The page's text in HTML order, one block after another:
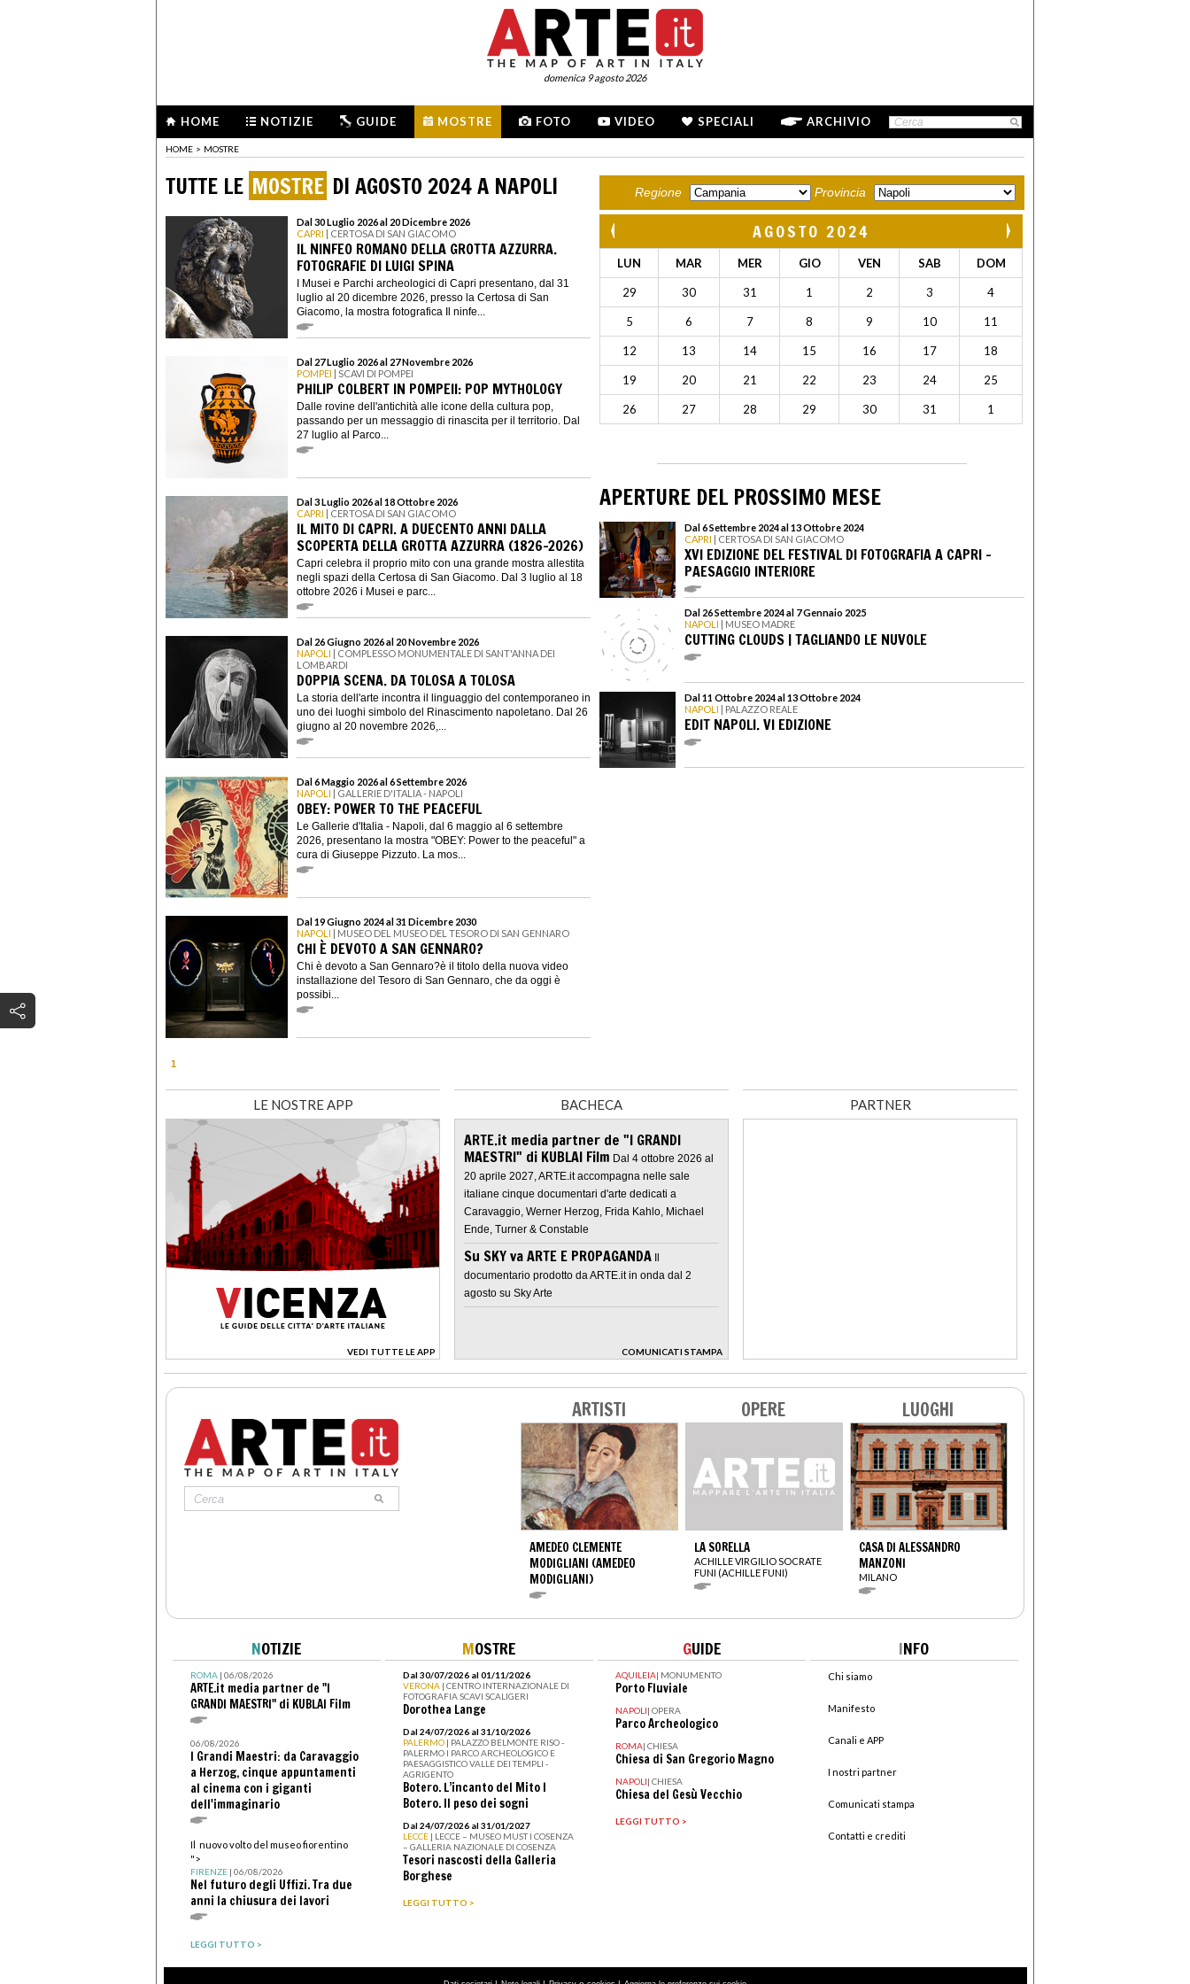
domenica 9 agosto 2026
HOME NOTIZIE GUIDE MOSTRE FOTO VIDEO SPECIALI ARCHIVIO
HOME > MOSTRE
TUTTE LE MOSTRE DI AGOSTO 2024 A NAPOLI
Dal 30 Luglio 2026 al 20 Dicembre 2026
CAPRI | CERTOSA DI SAN GIACOMO
IL NINFEO ROMANO DELLA GROTTA AZZURRA.
FOTOGRAFIE DI LUIGI SPINA
I Musei e Parchi archeologici di Capri presentano, dal 31
luglio al 20 dicembre 2026, presso la Certosa di San
Giacomo, la mostra fotografica Il ninfe...
Dal 27 Luglio 2026 al 27 Novembre 2026
POMPEI | SCAVI DI POMPEI
PHILIP COLBERT IN POMPEII: POP MYTHOLOGY
Dalle rovine dell'antichità alle icone della cultura pop,
passando per un messaggio di rinascita per il territorio. Dal
27 luglio al Parco...
Dal 3 Luglio 2026 al 18 Ottobre 2026
CAPRI | CERTOSA DI SAN GIACOMO
IL MITO DI CAPRI. A DUECENTO ANNI DALLA
SCOPERTA DELLA GROTTA AZZURRA (1826-2026)
Capri celebra il proprio mito con una grande mostra allestita
negli spazi della Certosa di San Giacomo. Dal 3 luglio al 18
ottobre 2026 i Musei e parc...
Dal 26 Giugno 2026 al 20 Novembre 2026
NAPOLI | COMPLESSO MONUMENTALE DI SANT'ANNA DEI
LOMBARDI
DOPPIA SCENA. DA TOLOSA A TOLOSA
La storia dell'arte incontra il linguaggio del contemporaneo in
uno dei luoghi simbolo del Rinascimento napoletano. Dal 26
giugno al 20 novembre 2026,...
Dal 6 Maggio 2026 al 6 Settembre 2026
NAPOLI | GALLERIE D'ITALIA - NAPOLI
OBEY: POWER TO THE PEACEFUL
Le Gallerie d'Italia - Napoli, dal 6 maggio al 6 settembre
2026, presentano la mostra "OBEY: Power to the peaceful" a
cura di Giuseppe Pizzuto. La mos...
Dal 19 Giugno 2024 al 31 Dicembre 2030
NAPOLI | MUSEO DEL MUSEO DEL TESORO DI SAN GENNARO
CHI È DEVOTO A SAN GENNARO?
Chi è devoto a San Gennaro?è il titolo della nuova video
installazione del Tesoro di San Gennaro, che da oggi è
possibi...
1
Regione Provincia
AGOSTO 2024
LUN MAR MER GIO VEN SAB DOM
29 30 31 1 2 3 4
5 6 7 8 9 10 11
12 13 14 15 16 17 18
19 20 21 22 23 24 25
26 27 28 29 30 31 1
APERTURE DEL PROSSIMO MESE
Dal 6 Settembre 2024 al 13 Ottobre 2024
CAPRI | CERTOSA DI SAN GIACOMO
XVI EDIZIONE DEL FESTIVAL DI FOTOGRAFIA A CAPRI -
PAESAGGIO INTERIORE
Dal 26 Settembre 2024 al 7 Gennaio 2025
NAPOLI | MUSEO MADRE
CUTTING CLOUDS | TAGLIANDO LE NUVOLE
Dal 11 Ottobre 2024 al 13 Ottobre 2024
NAPOLI | PALAZZO REALE
EDIT NAPOLI. VI EDIZIONE
LE NOSTRE APP
VEDI TUTTE LE APP
>
BACHECA
ARTE.it media partner de "I GRANDI
MAESTRI" di KUBLAI Film Dal 4 ottobre 2026 al
20 aprile 2027, ARTE.it accompagna nelle sale
italiane cinque documentari d'arte dedicati a
Caravaggio, Werner Herzog, Frida Kahlo, Michael
Ende, Turner & Constable
Su SKY va ARTE E PROPAGANDA
documentario prodotto da ARTE.it in onda dal 2
agosto su Sky Arte
COMUNICATI STAMPA
>
PARTNER
ARTISTI
AMEDEO CLEMENTE
MODIGLIANI (AMEDEO
MODIGLIANI)
OPERE
LA SORELLA
ACHILLE VIRGILIO SOCRATE
FUNI (ACHILLE FUNI)
LUOGHI
CASA DI ALESSANDRO
MANZONI
MILANO
NOTIZIE
ROMA| 06/08/2026
ARTE.it media partner de "I
GRANDI MAESTRI" di KUBLAI Film
06/08/2026
I Grandi Maestri: da Caravaggio
a Herzog, cinque appuntamenti
al cinema con i giganti
dell'immaginario
Il nuovo volto del museo fiorentino
">
FIRENZE| 06/08/2026
Nel futuro degli Uffizi. Tra due
anni la chiusura dei lavori
LEGGI TUTTO >
MOSTRE
Dal 30/07/2026 al 01/11/2026
VERONA | CENTRO INTERNAZIONALE DI
FOTOGRAFIA SCAVI SCALIGERI
Dorothea Lange
Dal 24/07/2026 al 31/10/2026
PALERMO | PALAZZO BELMONTE RISO -
PALERMO I PARCO ARCHEOLOGICO E
PAESAGGISTICO VALLE DEI TEMPLI -
AGRIGENTO
Botero. L’incanto del Mito I
Botero. Il peso dei sogni
Dal 24/07/2026 al 31/01/2027
LECCE | LECCE – MUSEO MUST I COSENZA
– GALLERIA NAZIONALE DI COSENZA
Tesori nascosti della Galleria
Borghese
LEGGI TUTTO >
GUIDE
AQUILEIA| MONUMENTO
Porto Fluviale
NAPOLI| OPERA
Parco Archeologico
ROMA| CHIESA
Chiesa di San Gregorio Magno
NAPOLI| CHIESA
Chiesa del Gesù Vecchio
LEGGI TUTTO >
INFO
Chi siamo
Manifesto
Canali e APP
I nostri partner
Comunicati stampa
Contatti e crediti